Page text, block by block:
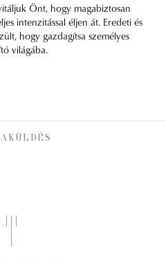
Önt, hogy magabiztosan
intenzitással éljen át. Eredeti és
hogy gazdagítsa személyes
világába.